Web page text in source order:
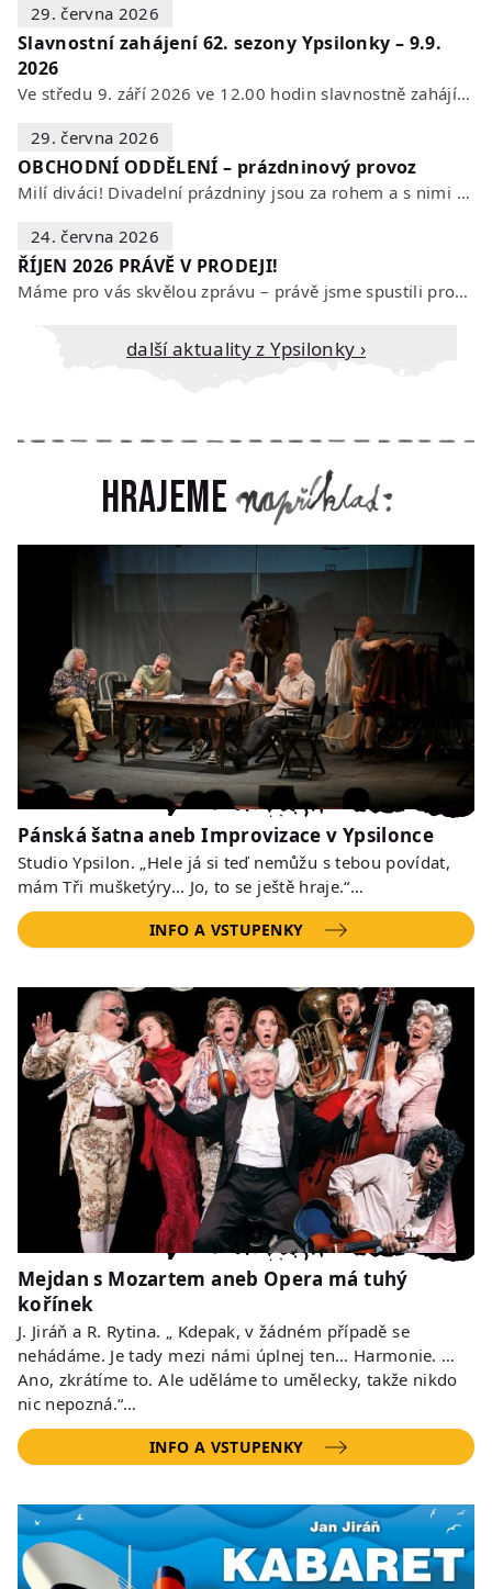
29. června 2026
Slavnostní zahájení 62. sezony Ypsilonky – 9.9.
2026
Ve středu 9. září 2026 ve 12.00 hodin slavnostně zahájíme novou divadelní…
29. června 2026
OBCHODNÍ ODDĚLENÍ – prázdninový provoz
Milí diváci! Divadelní prázdniny jsou za rohem a s nimi se mění i otevírací…
24. června 2026
ŘÍJEN 2026 PRÁVĚ V PRODEJI!
Máme pro vás skvělou zprávu – právě jsme spustili prodej vstupenek na říjen…
Další aktuality z Ypsilonky ›
Hrajeme
Pánská šatna aneb Improvizace v Ypsilonce
Studio Ypsilon. „Hele já si teď nemůžu s tebou povídat,
mám Tři mušketýry… Jo, to se ještě hraje.“…
INFO A VSTUPENKY
Mejdan s Mozartem aneb Opera má tuhý
kořínek
J. Jiráň a R. Rytina. „ Kdepak, v žádném případě se
nehádáme. Je tady mezi námi úplnej ten… Harmonie. …
Ano, zkrátíme to. Ale uděláme to umělecky, takže nikdo
nic nepozná.“…
INFO A VSTUPENKY